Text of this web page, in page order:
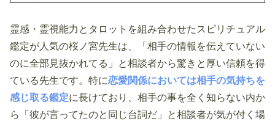
霊感・霊視能力とタロットを組み合わせたスピリチュアル
鑑定が人気の桜ノ宮先生は、「相手の情報を伝えていない
のに全部見抜かれてる」と相談者から驚きと厚い信頼を得
ている先生です。特に恋愛関係においては相手の気持ちを
感じ取る鑑定に長けており、相手の事を全く知らない内か
ら「彼が言ってたのと同じ台詞だ」と相談者が気が付く場